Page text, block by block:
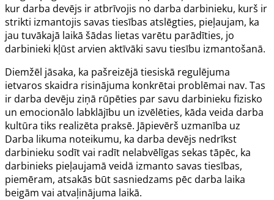
kur darba devējs ir atbrīvojis no darba darbinieku, kurš ir
strikti izmantojis savas tiesības atslēgties, pieļaujam, ka
jau tuvākajā laikā šādas lietas varētu parādīties, jo
darbinieki kļūst arvien aktīvāki savu tiesību izmantošanā.
Diemžēl jāsaka, ka pašreizējā tiesiskā regulējuma
ietvaros skaidra risinājuma konkrētai problēmai nav. Tas
ir darba devēju ziņā rūpēties par savu darbinieku fizisko
un emocionālo labklājību un izvēlēties, kāda veida darba
kultūra tiks realizēta praksē. Jāpievērš uzmanība uz
Darba likuma noteikumu, ka darba devējs nedrīkst
darbinieku sodīt vai radīt nelabvēlīgas sekas tāpēc, ka
darbinieks pieļaujamā veidā izmanto savas tiesības,
piemēram, atsakās būt sasniedzams pēc darba laika
beigām vai atvaļinājuma laikā.